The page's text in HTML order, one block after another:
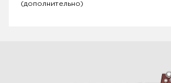
(дополнительно)